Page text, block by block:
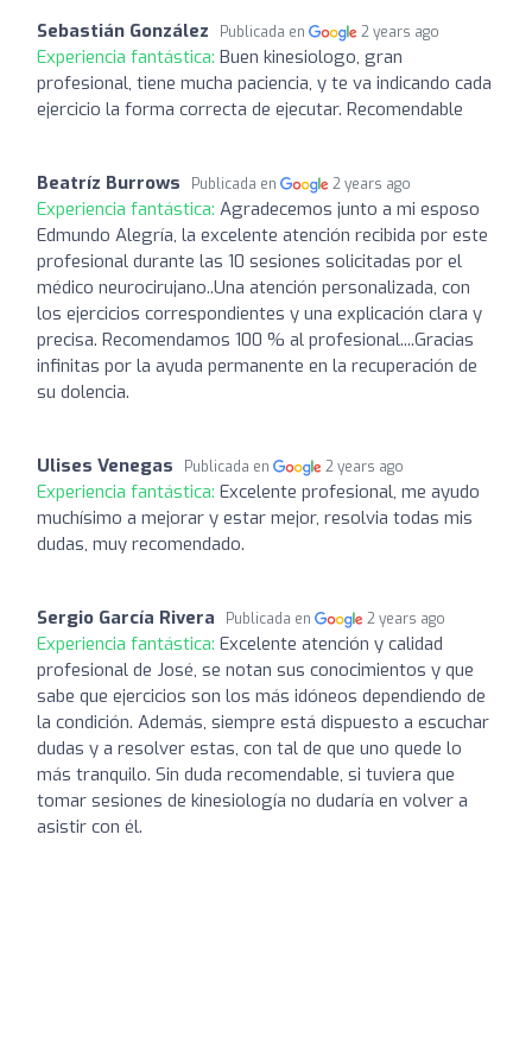
Sebastián González Publicada en 2 years ago
Experiencia fantástica: Buen kinesiologo, gran
profesional, tiene mucha paciencia, y te va indicando cada
ejercicio la forma correcta de ejecutar. Recomendable
Beatríz Burrows Publicada en 2 years ago
Experiencia fantástica: Agradecemos junto a mi esposo
Edmundo Alegría, la excelente atención recibida por este
profesional durante las 10 sesiones solicitadas por el
médico neurocirujano..Una atención personalizada, con
los ejercicios correspondientes y una explicación clara y
precisa. Recomendamos 100 % al profesional....Gracias
infinitas por la ayuda permanente en la recuperación de
su dolencia.
Ulises Venegas Publicada en 2 years ago
Experiencia fantástica: Excelente profesional, me ayudo
muchísimo a mejorar y estar mejor, resolvia todas mis
dudas, muy recomendado.
Sergio García Rivera Publicada en 2 years ago
Experiencia fantástica: Excelente atención y calidad
profesional de José, se notan sus conocimientos y que
sabe que ejercicios son los más idóneos dependiendo de
la condición. Además, siempre está dispuesto a escuchar
dudas y a resolver estas, con tal de que uno quede lo
más tranquilo. Sin duda recomendable, si tuviera que
tomar sesiones de kinesiología no dudaría en volver a
asistir con él.